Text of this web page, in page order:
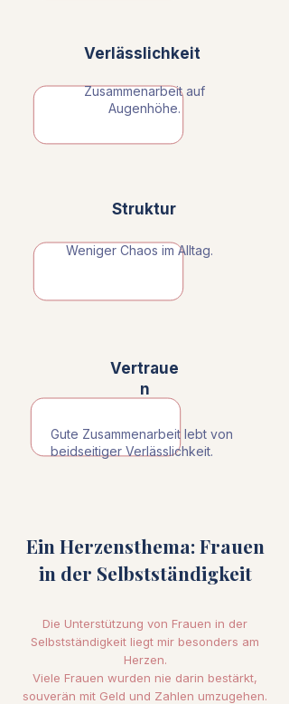
Verlässlichkeit
Zusammenarbeit auf
Augenhöhe.
Struktur
Weniger Chaos im Alltag.
Vertraue
n
Gute Zusammenarbeit lebt von
beidseitiger Verlässlichkeit.
Ein Herzensthema: Frauen
in der Selbstständigkeit
Die Unterstützung von Frauen in der
Selbstständigkeit liegt mir besonders am
Herzen.
Viele Frauen wurden nie darin bestärkt,
souverän mit Geld und Zahlen umzugehen.